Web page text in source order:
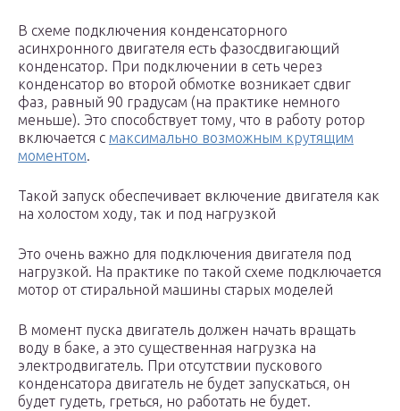
В схеме подключения конденсаторного
асинхронного двигателя есть фазосдвигающий
конденсатор. При подключении в сеть через
конденсатор во второй обмотке возникает сдвиг
фаз, равный 90 градусам (на практике немного
меньше). Это способствует тому, что в работу ротор
включается с максимально возможным крутящим
моментом.
Такой запуск обеспечивает включение двигателя как
на холостом ходу, так и под нагрузкой
Это очень важно для подключения двигателя под
нагрузкой. На практике по такой схеме подключается
мотор от стиральной машины старых моделей
В момент пуска двигатель должен начать вращать
воду в баке, а это существенная нагрузка на
электродвигатель. При отсутствии пускового
конденсатора двигатель не будет запускаться, он
будет гудеть, греться, но работать не будет.